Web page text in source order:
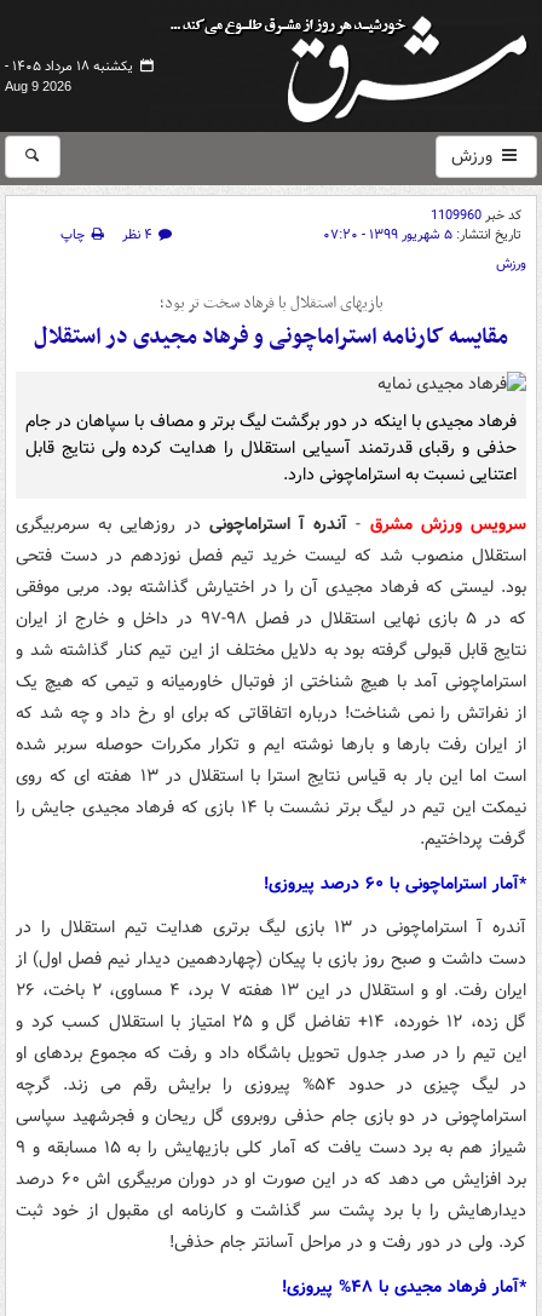
یکشنبه ۱۸ مرداد ۱۴۰۵ -
Aug 9 2026
ورزش
کد خبر1109960
تاریخ انتشار: ۵ شهریور ۱۳۹۹ - ۰۷:۲۰ ۴ نظر
چاپ
ورزش
بازیهای استقلال با فرهاد سخت تر بود؛
مقایسه کارنامه استراماچونی و فرهاد مجیدی در استقلال
فرهاد مجیدی با اینکه در دور برگشت لیگ برتر و مصاف با سپاهان در جام
حذفی و رقبای قدرتمند آسیایی استقلال را هدایت کرده ولی نتایج قابل
اعتنایی نسبت به استراماچونی دارد.
سرویس ورزش مشرق - آندره آ استراماچونی در روزهایی به سرمربیگری
استقلال منصوب شد که لیست خرید تیم فصل نوزدهم در دست فتحی
بود. لیستی که فرهاد مجیدی آن را در اختیارش گذاشته بود. مربی موفقی
که در ۵ بازی نهایی استقلال در فصل ۹۸-۹۷ در داخل و خارج از ایران
نتایج قابل قبولی گرفته بود به دلایل مختلف از این تیم کنار گذاشته شد و
استراماچونی آمد با هیچ شناختی از فوتبال خاورمیانه و تیمی که هیچ یک
از نفراتش را نمی شناخت! درباره اتفاقاتی که برای او رخ داد و چه شد که
از ایران رفت بارها و بارها نوشته ایم و تکرار مکررات حوصله سربر شده
است اما این بار به قیاس نتایج استرا با استقلال در ۱۳ هفته ای که روی
نیمکت این تیم در لیگ برتر نشست با ۱۴ بازی که فرهاد مجیدی جایش را
گرفت پرداختیم.
*آمار استراماچونی با ۶۰ درصد پیروزی!
آندره آ استراماچونی در ۱۳ بازی لیگ برتری هدایت تیم استقلال را در
دست داشت و صبح روز بازی با پیکان (چهاردهمین دیدار نیم فصل اول) از
ایران رفت. او و استقلال در این ۱۳ هفته ۷ برد، ۴ مساوی، ۲ باخت، ۲۶
گل زده، ۱۲ خورده، ۱۴+ تفاضل گل و ۲۵ امتیاز با استقلال کسب کرد و
این تیم را در صدر جدول تحویل باشگاه داد و رفت که مجموع بردهای او
در لیگ چیزی در حدود ۵۴% پیروزی را برایش رقم می زند. گرچه
استراماچونی در دو بازی جام حذفی روبروی گل ریحان و فجرشهید سپاسی
شیراز هم به برد دست یافت که آمار کلی بازیهایش را به ۱۵ مسابقه و ۹
برد افزایش می دهد که در این صورت او در دوران مربیگری اش ۶۰ درصد
دیدارهایش را با برد پشت سر گذاشت و کارنامه ای مقبول از خود ثبت
کرد. ولی در دور رفت و در مراحل آسانتر جام حذفی!
*آمار فرهاد مجیدی با ۴۸% پیروزی!